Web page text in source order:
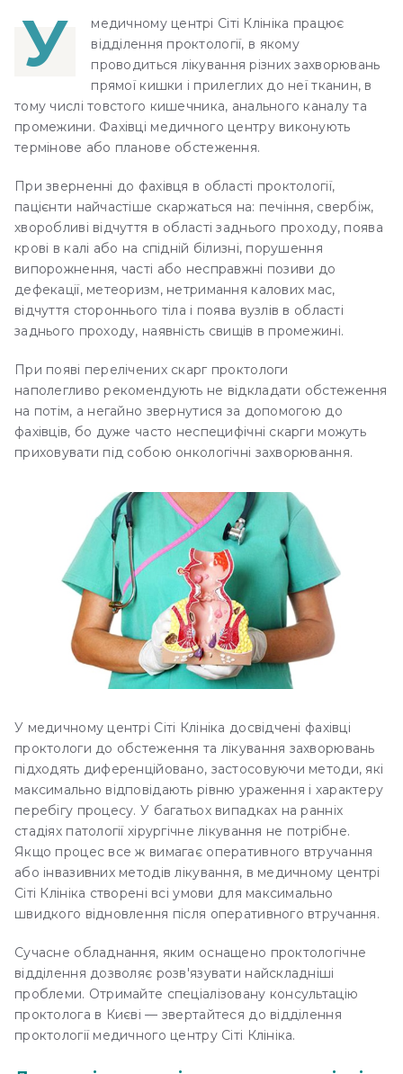
У
медичному центрі Сіті Клініка працює
відділення проктології, в якому
проводиться лікування різних захворювань
прямої кишки і прилеглих до неї тканин, в
тому числі товстого кишечника, анального каналу та
промежини. Фахівці медичного центру виконують
термінове або планове обстеження.
При зверненні до фахівця в області проктології,
пацієнти найчастіше скаржаться на: печіння, свербіж,
хворобливі відчуття в області заднього проходу, поява
крові в калі або на спідній білизні, порушення
випорожнення, часті або несправжні позиви до
дефекації, метеоризм, нетримання калових мас,
відчуття стороннього тіла і поява вузлів в області
заднього проходу, наявність свищів в промежині.
При появі перелічених скарг проктологи
наполегливо рекомендують не відкладати обстеження
на потім, а негайно звернутися за допомогою до
фахівців, бо дуже часто неспецифічні скарги можуть
приховувати під собою онкологічні захворювання.
У медичному центрі Сіті Клініка досвідчені фахівці
проктологи до обстеження та лікування захворювань
підходять диференційовано, застосовуючи методи, які
максимально відповідають рівню ураження і характеру
перебігу процесу. У багатьох випадках на ранніх
стадіях патології хірургічне лікування не потрібне.
Якщо процес все ж вимагає оперативного втручання
або інвазивних методів лікування, в медичному центрі
Сіті Клініка створені всі умови для максимально
швидкого відновлення після оперативного втручання.
Сучасне обладнання, яким оснащено проктологічне
відділення дозволяє розв'язувати найскладніші
проблеми. Отримайте спеціалізовану консультацію
проктолога в Києві — звертайтеся до відділення
проктології медичного центру Сіті Клініка.